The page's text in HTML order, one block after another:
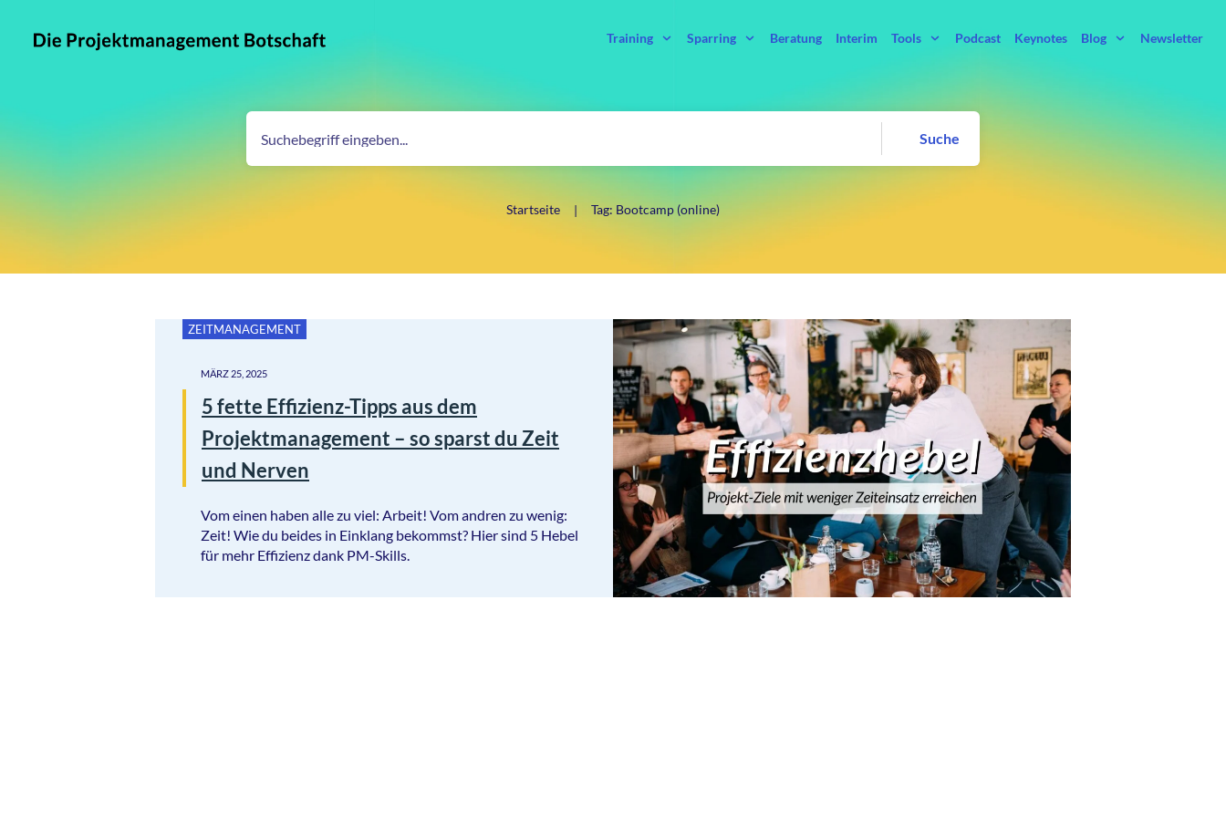
Training Sparring Beratung Interim Tools Podcast Keynotes Blog Newsletter
Suche
Startseite | Tag: Bootcamp (online)
ZEITMANAGEMENT
MÄRZ 25, 2025
5 fette Effizienz-Tipps aus dem
Projektmanagement – so sparst du Zeit
und Nerven
Vom einen haben alle zu viel: Arbeit! Vom andren zu wenig:
Zeit! Wie du beides in Einklang bekommst? Hier sind 5 Hebel
für mehr Effizienz dank PM-Skills.